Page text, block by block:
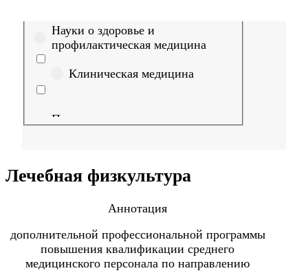
Науки о здоровье и
профилактическая медицина
Клиническая медицина
Правовые дисциплины в
Управленческие дисциплины в
Здравоохранение и медицинские
Лечебная физкультура
Аннотация
дополнительной профессиональной программы
повышения квалификации среднего
медицинского персонала по направлению